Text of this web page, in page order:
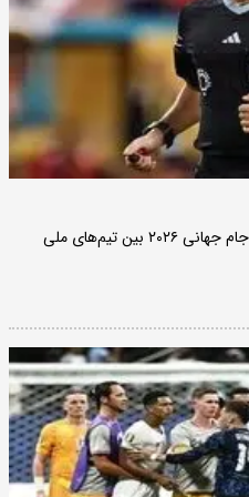
علیرضا فغانی به عنوان داور دیدار فینال جام جهانی ۲۰۲۶ بین تیم‌های ملی